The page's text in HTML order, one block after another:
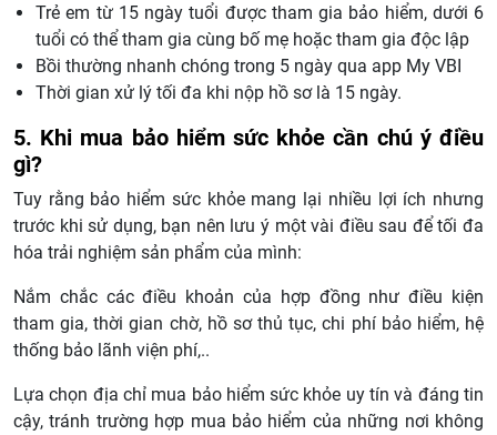
Trẻ em từ 15 ngày tuổi được tham gia bảo hiểm, dưới 6
tuổi có thể tham gia cùng bố mẹ hoặc tham gia độc lập
Bồi thường nhanh chóng trong 5 ngày qua app My VBI
Thời gian xử lý tối đa khi nộp hồ sơ là 15 ngày.
5. Khi mua bảo hiểm sức khỏe cần chú ý điều
gì?
Tuy rằng bảo hiểm sức khỏe mang lại nhiều lợi ích nhưng
trước khi sử dụng, bạn nên lưu ý một vài điều sau để tối đa
hóa trải nghiệm sản phẩm của mình:
Nắm chắc các điều khoản của hợp đồng như điều kiện
tham gia, thời gian chờ, hồ sơ thủ tục, chi phí bảo hiểm, hệ
thống bảo lãnh viện phí,..
Lựa chọn địa chỉ mua bảo hiểm sức khỏe uy tín và đáng tin
cậy, tránh trường hợp mua bảo hiểm của những nơi không